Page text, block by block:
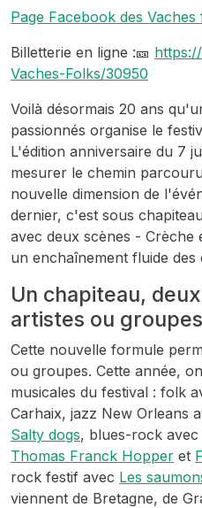
Page Facebook des Vaches
Billetterie en ligne :🎫
Vaches-Folks/30950
Voilà désormais 20 ans
passionnés organise le
L'édition anniversaire du 7
mesurer le chemin
nouvelle dimension de
dernier, c'est sous
avec deux scènes -
un enchaînement fluide des
Un chapiteau,
artistes ou groupes
Cette nouvelle formule
ou groupes. Cette année,
musicales du festival : folk
Carhaix, jazz New Orleans
Salty dogs, blues-rock
Thomas Franck Hopper et
rock festif avec Les
viennent de Bretagne, de